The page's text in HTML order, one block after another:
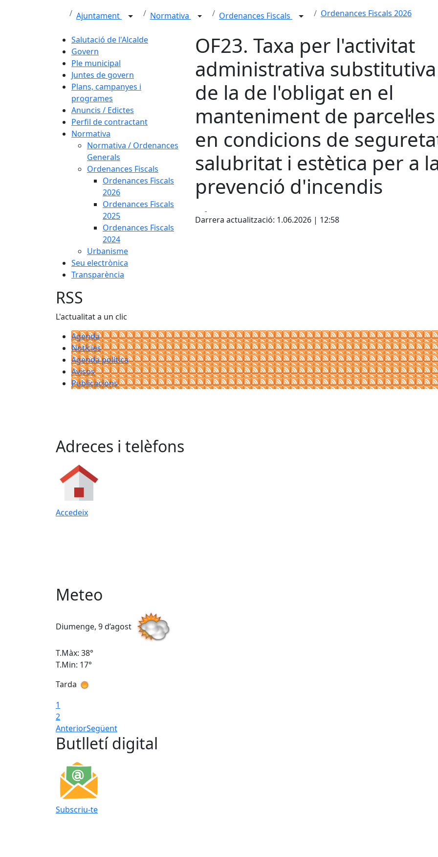
Ajuntament Normativa Ordenances Fiscals Ordenances Fiscals 2026
Salutació de l'Alcalde
Govern
Ple municipal
Juntes de govern
Plans, campanyes i
programes
Anuncis / Edictes
Perfil de contractant
Normativa
Normativa / Ordenances
Generals
Ordenances Fiscals
Ordenances Fiscals
2026
Ordenances Fiscals
2025
Ordenances Fiscals
2024
Urbanisme
Seu electrònica
Transparència
OF23. Taxa per l'activitat
administrativa substitutiva
de la de l'obligat en el
manteniment de parcel·les
en condicions de
salubritat i estètica per a
prevenció d'incendis
Darrera actualització: 1.06.2026 | 12:58
RSS
L'actualitat a un clic
Agenda
Notícies
Agenda política
Avisos
Publicacions
Adreces i telèfons
Accedeix
Meteo
Diumenge, 9 d’agost
T.Màx: 38°
T.Min: 17°
Tarda
1
2
AnteriorSegüent
Butlletí digital
Subscriu-te